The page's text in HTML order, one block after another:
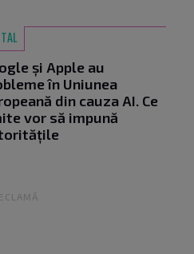
și Apple au
în Uniunea
din cauza AI. Ce
vor să impună